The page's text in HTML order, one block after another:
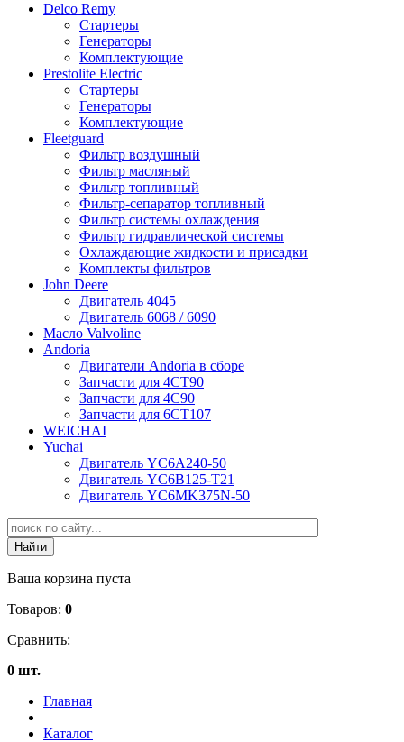
Delco Remy
Стартеры
Генераторы
Комплектующие
Prestolite Electric
Стартеры
Генераторы
Комплектующие
Fleetguard
Фильтр воздушный
Фильтр масляный
Фильтр топливный
Фильтр-сепаратор топливный
Фильтр системы охлаждения
Фильтр гидравлической системы
Охлаждающие жидкости и присадки
Комплекты фильтров
John Deere
Двигатель 4045
Двигатель 6068 / 6090
Масло Valvoline
Andoria
Двигатели Andoria в сборе
Запчасти для 4CT90
Запчасти для 4С90
Запчасти для 6CT107
WEICHAI
Yuchai
Двигатель YC6A240-50
Двигатель YC6B125-T21
Двигатель YC6MK375N-50
Ваша корзина пуста
Товаров: 0
Сравнить:
0 шт.
Главная
Каталог